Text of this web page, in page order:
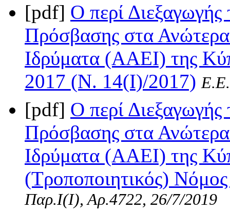
[pdf] Ο περί
Πρόσβασης στα
Ιδρύματα (ΑΑΕΙ) της
2017 (Ν. 14(I)/2017)
[pdf] Ο περί
Πρόσβασης στα
Ιδρύματα (ΑΑΕΙ) της
(Τροποποιητικός)
Παρ.Ι(I), Αρ.4722, 26/7/2019